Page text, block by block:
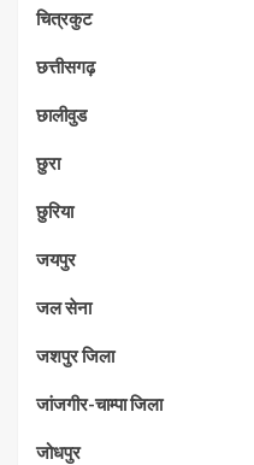
चित्रकुट
छत्तीसगढ़
छालीवुड
छुरा
छुरिया
जयपुर
जल सेना
जशपुर जिला
जांजगीर-चाम्पा जिला
जोधपुर